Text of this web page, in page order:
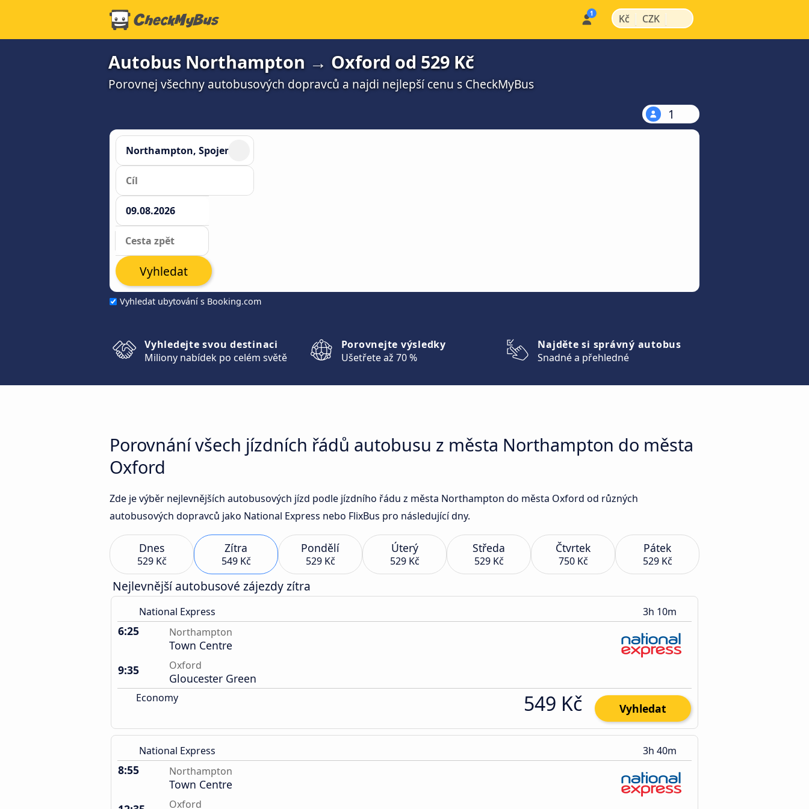
Kč | CZK |
Autobus Northampton → Oxford od 529 Kč
Porovnej všechny autobusových dopravců a najdi nejlepší cenu s CheckMyBus
1
Vyhledat ubytování s Booking.com
Vyhledat
Vyhledejte svou destinaci
Miliony nabídek po celém světě
Porovnejte výsledky
Ušetřete až 70 %
Najděte si správný autobus
Snadné a přehledné
Porovnání všech jízdních řádů autobusu z města Northampton do města
Oxford
Zde je výběr nejlevnějších autobusových jízd podle jízdního řádu z města Northampton do města Oxford od různých
autobusových dopravců jako National Express nebo FlixBus pro následující dny.
Dnes
529 Kč
Zítra
549 Kč
Pondělí
529 Kč
Úterý
529 Kč
Středa
529 Kč
Čtvrtek
750 Kč
Pátek
529 Kč
Nejlevnější autobusové zájezdy zítra
National Express 3h 10m
6:25 Northampton
Town Centre
9:35
Oxford
Gloucester Green
Economy 549 Kč Vyhledat
National Express 3h 40m
8:55 Northampton
Town Centre
Oxford